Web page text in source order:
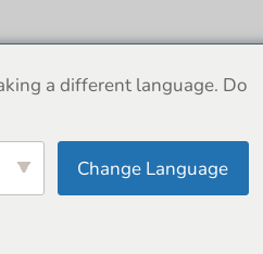
a different language. Do
Change Language